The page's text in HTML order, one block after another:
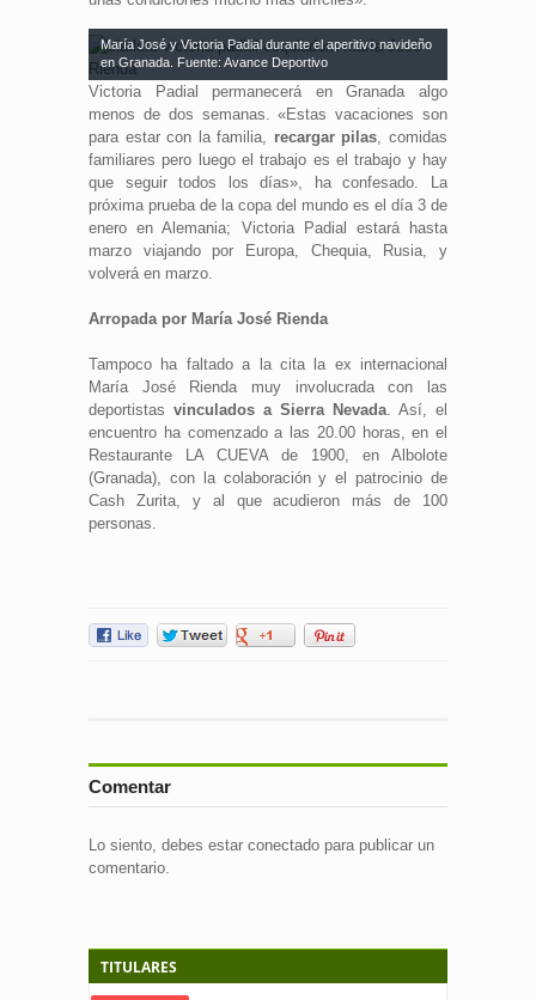
María José y Victoria Padial durante el aperitivo navideño
en Granada. Fuente: Avance Deportivo
Victoria Padial permanecerá en Granada algo
menos de dos semanas. «Estas vacaciones son
para estar con la familia, recargar pilas, comidas
familiares pero luego el trabajo es el trabajo y hay
que seguir todos los días», ha confesado. La
próxima prueba de la copa del mundo es el día 3 de
enero en Alemania; Victoria Padial estará hasta
marzo viajando por Europa, Chequia, Rusia, y
volverá en marzo.
Arropada por María José Rienda
Tampoco ha faltado a la cita la ex internacional
María José Rienda muy involucrada con las
deportistas vinculados a Sierra Nevada. Así, el
encuentro ha comenzado a las 20.00 horas, en el
Restaurante LA CUEVA de 1900, en Albolote
(Granada), con la colaboración y el patrocinio de
Cash Zurita, y al que acudieron más de 100
personas.
Comentar
Lo siento, debes estar conectado para publicar un
comentario.
TITULARES